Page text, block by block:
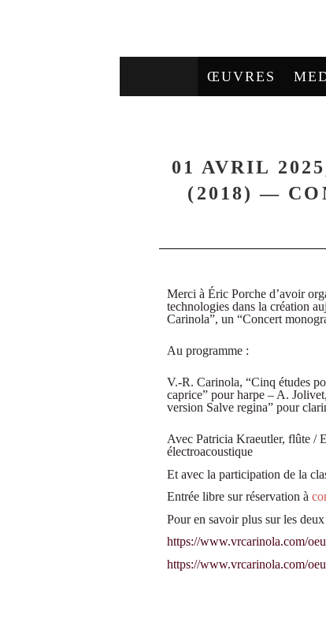
ŒUVRES
01 AVRIL
(2018) —
Merci à Éric Porche d’avoir
technologies dans la création
Carinola”, un “Concert
Au programme :
V.-R. Carinola, “Cinq études
caprice” pour harpe – A.
version Salve regina” pour
Avec Patricia Kraeutler, flûte /
électroacoustique
Et avec la participation de la
Entrée libre sur réservation à
Pour en savoir plus sur les
https://www.vrcarinola.com/
https://www.vrcarinola.com/